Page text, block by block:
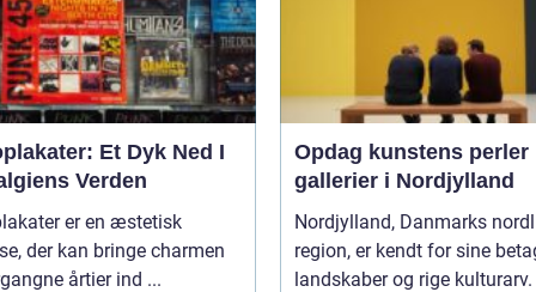
Et Dyk Ned I
Verden
er en æstetisk
der kan bringe charmen
årtier ind ...
Opdag kunstens perler
gallerier i Nordjylland
Nordjylland, Danmarks
region, er kendt for sine
landskaber og rige kulturarv.